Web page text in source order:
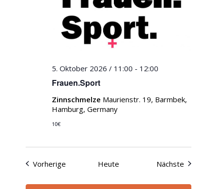
Frauen.Sport
5. Oktober 2026 / 11:00 - 12:00
Zinnschmelze Maurienstr. 19, Barmbek,
Hamburg, Germany
10€
Vorherige Veranstaltungen
Heute Nächste